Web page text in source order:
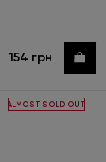
154 грн
ALMOST SOLD OUT